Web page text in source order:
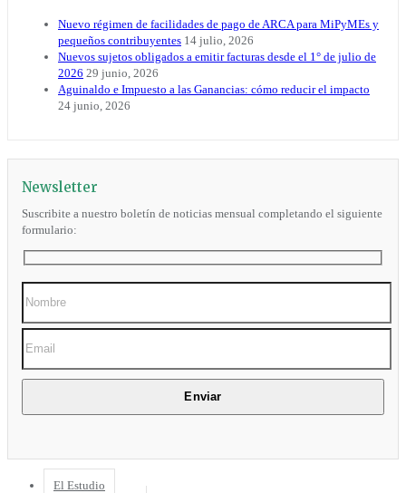
Nuevo régimen de facilidades de pago de ARCA para MiPyMEs y
pequeños contribuyentes 14 julio, 2026
Nuevos sujetos obligados a emitir facturas desde el 1° de julio de
2026 29 junio, 2026
Aguinaldo e Impuesto a las Ganancias: cómo reducir el impacto
24 junio, 2026
Newsletter
Suscribite a nuestro boletín de noticias mensual completando el siguiente
formulario:
El Estudio